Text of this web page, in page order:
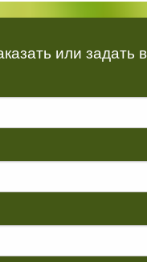
или задать